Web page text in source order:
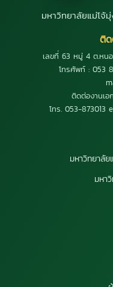
มหาวิทยาลัยแม่โจ้
ติ
เลขที่ 63 หมู่ 4 ต.หน
โทรศัพท์ : 053
ติดต่องานเอ
โทร. 053-873013
มหาวิทยาลั
มหา